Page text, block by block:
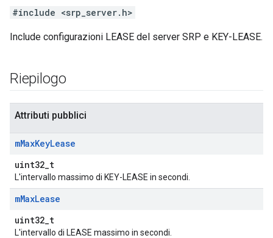
#include <srp_server.h>
Include configurazioni LEASE del server SRP e KEY-LEASE.
Riepilogo
Attributi pubblici
mMaxKeyLease
uint32_t
L'intervallo massimo di KEY-LEASE in secondi.
mMaxLease
uint32_t
L'intervallo di LEASE massimo in secondi.